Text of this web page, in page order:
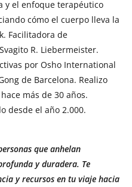
y el enfoque terapéutico
cómo el cuerpo lleva la
Facilitadora de
R. Liebermeister.
por Osho International
de Barcelona. Realizo
más de 30 años.
desde el año 2.000.
que anhelan
y duradera. Te
y recursos en tu viaje hacia